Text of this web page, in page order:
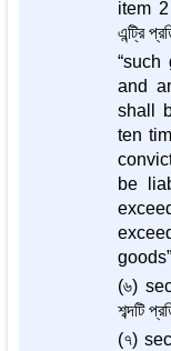
item 2
এন্ট্রি
“such
and
shall
ten
be
(৬)
শব্দটি
(৭)